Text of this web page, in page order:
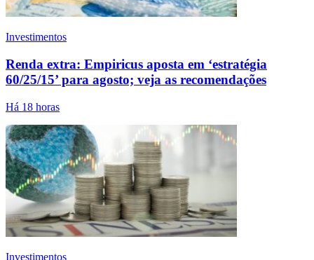
Investimentos
Renda extra: Empiricus aposta em ‘estratégia
60/25/15’ para agosto; veja as recomendações
Há 18 horas
Investimentos